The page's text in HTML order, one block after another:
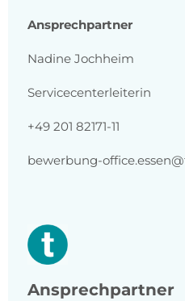
Ansprechpartner
Nadine Jochheim
Servicecenterleiterin
+49 201 82171-11
bewerbung-
Ansprechpartner